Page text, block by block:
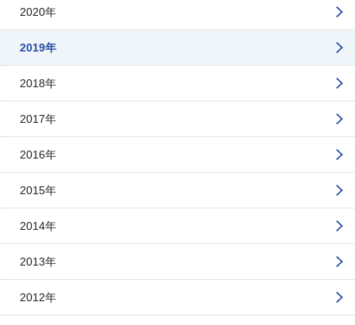
2020年
2019年
2018年
2017年
2016年
2015年
2014年
2013年
2012年